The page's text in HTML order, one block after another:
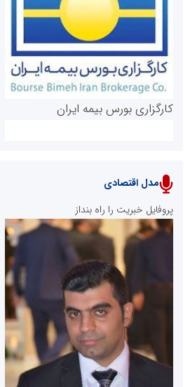
روابط عمومی خبرگزاری گزارش خبر
پایگاه خبری نهضت ملی مسکن
کارگزاری بورس بیمه ایران
سازمان بورس و اوراق بهادار
مرجع اخبار موثق در بازارسرمایه
مدل اقتصادی
پروفایل خبریت را راه بنداز